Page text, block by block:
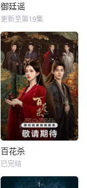
御廷谣
更新至第19集
百花杀
已完结